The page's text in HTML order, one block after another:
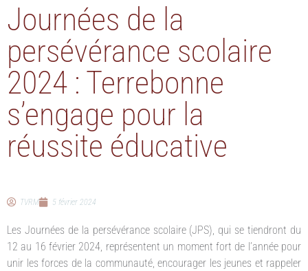
Journées de la
persévérance scolaire
2024 : Terrebonne
s’engage pour la
réussite éducative
TVRM 5 février 2024
Les Journées de la persévérance scolaire (JPS), qui se tiendront du
12 au 16 février 2024, représentent un moment fort de l’année pour
unir les forces de la communauté, encourager les jeunes et rappeler